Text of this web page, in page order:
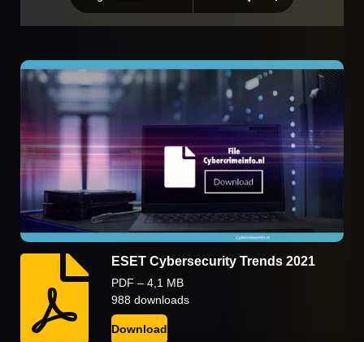
ESET Cybersecurity Trends 2021
PDF – 4,1 MB
988 downloads
Download